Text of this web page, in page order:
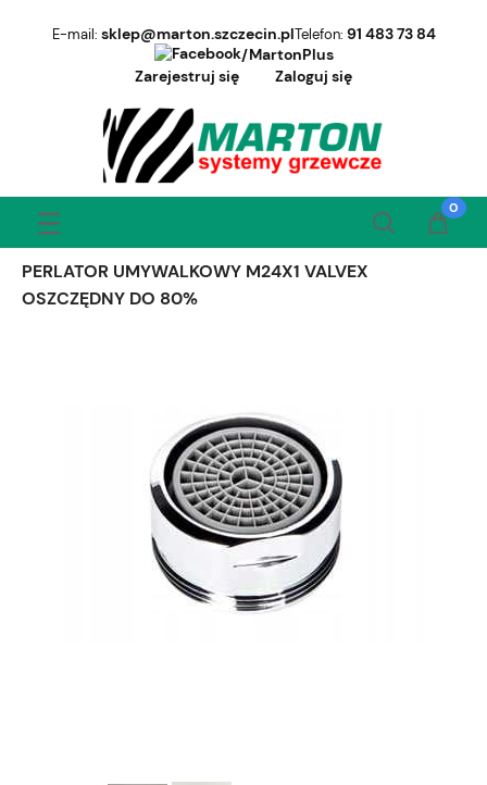
E-mail: sklep@marton.szczecin.plTelefon: 91 483 73 84
/MartonPlus
Zarejestruj się
Zaloguj się
PERLATOR UMYWALKOWY M24X1 VALVEX
OSZCZĘDNY DO 80%